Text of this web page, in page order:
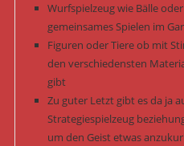
Wurfspielzeug wie Bälle
gemeinsames Spielen im
Figuren oder Tiere ob mit
den verschiedensten
gibt
Zu guter Letzt gibt es da ja
Strategiespielzeug
um den Geist etwas